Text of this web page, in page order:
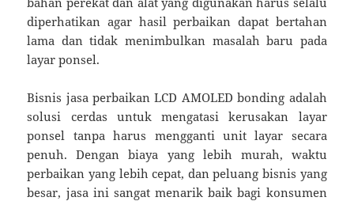
diperhatikan agar hasil perbaikan dapat bertahan
lama dan tidak menimbulkan masalah baru pada
layar ponsel.
Bisnis jasa perbaikan LCD AMOLED bonding adalah
solusi cerdas untuk mengatasi kerusakan layar
ponsel tanpa harus mengganti unit layar secara
penuh. Dengan biaya yang lebih murah, waktu
perbaikan yang lebih cepat, dan peluang bisnis yang
besar, jasa ini sangat menarik baik bagi konsumen